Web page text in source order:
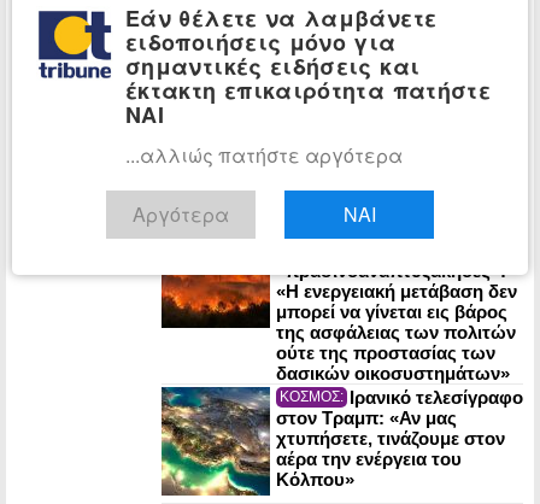
Μητσοτάκη: Σε έναν πόλεμο
οι πυρηνικές εγκαταστάσεις
μπορούν να γίνουν στόχος
του εχθρού
ΠΟΛΙΤΙΚΗ:
τετραετία για ΝΑ ΜΗΝ
ΚΑΝΕΙ τίποτα! – Τα ψέματά
του για τη βιομηχανία
«πρασινοαναπτυξάκηδες»:
«Η ενεργειακή μετάβαση δεν
μπορεί να γίνεται εις βάρος
της ασφάλειας των πολιτών
ούτε της προστασίας των
δασικών οικοσυστημάτων»
ΚΟΣΜΟΣ: Ιρανικό τελεσίγραφο
στον Τραμπ: «Αν μας
χτυπήσετε, τινάζουμε στον
αέρα την ενέργεια του
Κόλπου»
Εάν θέλετε να λαμβάνετε
ειδοποιήσεις μόνο για
σημαντικές ειδήσεις και
έκτακτη επικαιρότητα πατήστε
ΝΑΙ
...αλλιώς πατήστε αργότερα
Αργότερα ΝΑΙ